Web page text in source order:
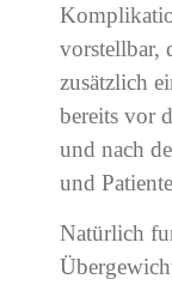
vorstellbar,
zusätzlich
bereits vor
und nach
und
Natürlich